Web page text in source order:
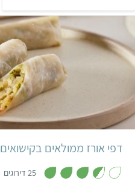
דפי אורז ממולאים בקישואים
25 דירוגים